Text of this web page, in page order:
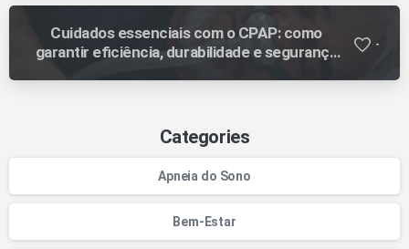
Cuidados essenciais com o CPAP: como
garantir eficiência, durabilidade e segurança
-
Categories
Apneia do Sono
Bem-Estar